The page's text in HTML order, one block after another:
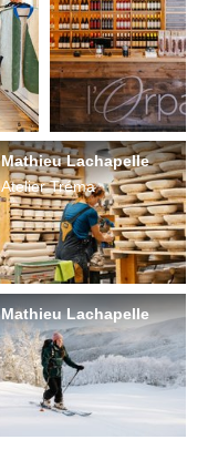
Mathieu Lachapelle
Atelier Tréma
Mathieu Lachapelle